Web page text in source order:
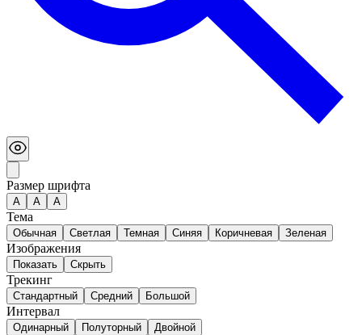
Размер шрифта
А A A
Тема
Обычная Светлая Темная Синяя Коричневая Зеленая
Изображения
Показать Скрыть
Трекинг
Стандартный Средний Большой
Интервал
Одинарный Полуторный Двойной